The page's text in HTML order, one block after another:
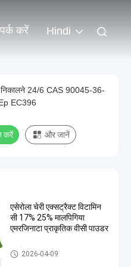
करें Hindi
निकालने 24/6 CAS 90045-36-
EC396
करें और जानें
एसेरोला चेरी एक्सट्रैक्ट विटामिन
सी 17% 25% मालपिगिया
एमरजिनाटा प्राकृतिक वीसी पाउडर
सब्जी फल पाउडर
2026-04-09